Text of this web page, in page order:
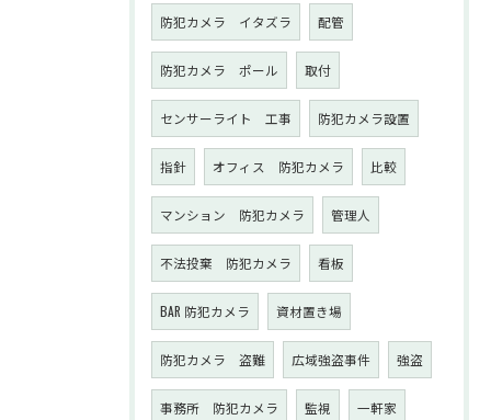
防犯カメラ イタズラ 配管
防犯カメラ ポール 取付
センサーライト 工事 防犯カメラ設置
指針 オフィス 防犯カメラ 比較
マンション 防犯カメラ 管理人
不法投棄 防犯カメラ 看板
BAR 防犯カメラ 資材置き場
防犯カメラ 盗難 広域強盗事件 強盗
事務所 防犯カメラ 監視 一軒家